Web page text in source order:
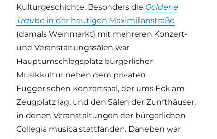
Kulturgeschichte. Besonders die Goldene
Traube in der heutigen Maximilianstraße
(damals Weinmarkt) mit mehreren Konzert-
und Veranstaltungssälen war
Hauptumschlagsplatz bürgerlicher
Musikkultur neben dem privaten
Fuggerischen Konzertsaal, der ums Eck am
Zeugplatz lag, und den Sälen der Zunfthäuser,
in denen Veranstaltungen der bürgerlichen
Collegia musica stattfanden. Daneben war